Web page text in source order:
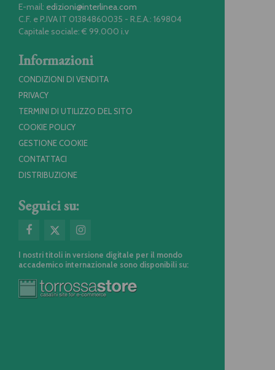
E-mail: edizioni@interlinea.com
C.F. e P.IVA IT 01384860035 - R.E.A.: 169804
Capitale sociale: € 99.000 i.v
Informazioni
CONDIZIONI DI VENDITA
PRIVACY
TERMINI DI UTILIZZO DEL SITO
COOKIE POLICY
GESTIONE COOKIE
CONTATTACI
DISTRIBUZIONE
Seguici su:
I nostri titoli in versione digitale per il mondo
accademico internazionale sono disponibili su: